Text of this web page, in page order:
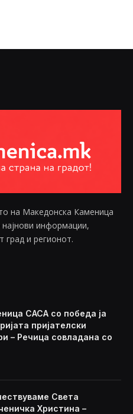
на Македонска Каменица
информации,
град и регионот.
САСА со победа ја
пријателски
– Речица совладана со
Света
Христина –